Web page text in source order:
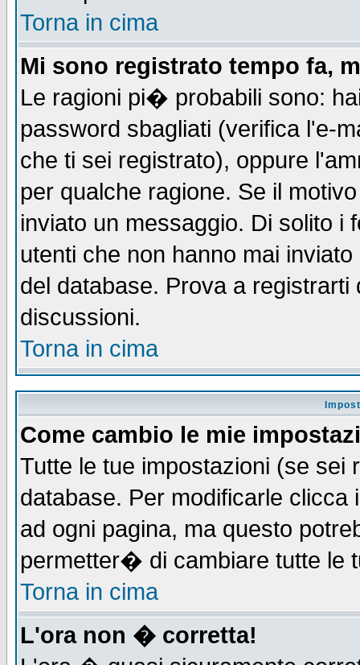
Torna in cima
Mi sono registrato tempo fa,
Le ragioni pi� probabili sono:
password sbagliati (verifica l'e-
che ti sei registrato), oppure
per qualche ragione. Se il
inviato un messaggio. Di solito i
utenti che non hanno mai
del database. Prova a
discussioni.
Torna in cima
Come cambio le mie
Tutte le tue impostazioni (se sei
database. Per modificarle clicca
ad ogni pagina, ma questo
permetter� di cambiare tutte le
Torna in cima
L'ora non � corretta!